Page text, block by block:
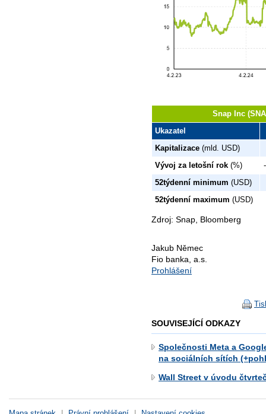
Snap Inc
Ukazatel
Kapitalizace (mld. USD)
Vývoj za letošní rok (%)
52týdenní minimum (USD)
52týdenní maximum (USD)
Zdroj: Snap, Bloomberg
Jakub Němec
Fio banka, a.s.
Prohlášení
SOUVISEJÍCÍ ODKAZY
Společnosti Meta a
na sociálních sítích
Wall Street v úvodu